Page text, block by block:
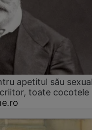
apetitul său
toate cocotele